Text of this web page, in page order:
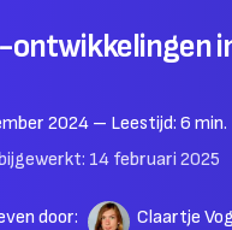
ontwikkelingen
2024 – Leestijd: 6 min.
14 februari 2025
door: Claartje